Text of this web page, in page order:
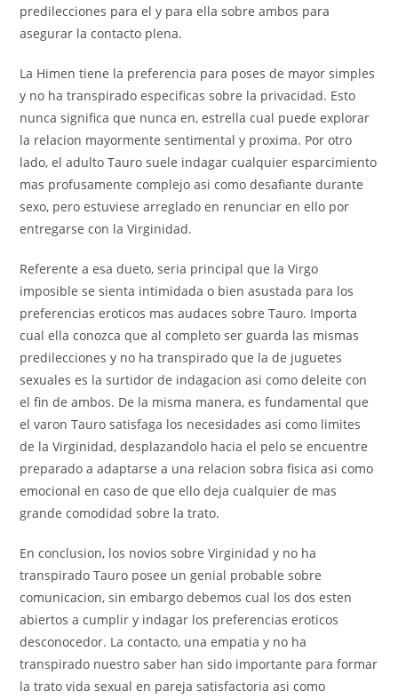
predilecciones para el y para ella sobre ambos para
asegurar la contacto plena.
La Himen tiene la preferencia para poses de mayor simples
y no ha transpirado especificas sobre la privacidad. Esto
nunca significa que nunca en, estrella cual puede explorar
la relacion mayormente sentimental y proxima. Por otro
lado, el adulto Tauro suele indagar cualquier esparcimiento
mas profusamente complejo asi­ como desafiante durante
sexo, pero estuviese arreglado en renunciar en ello por
entregarse con la Virginidad.
Referente a esa dueto, seri­a principal que la Virgo
imposible se sienta intimidada o bien asustada para los
preferencias eroticos mas audaces sobre Tauro. Importa
cual ella conozca que al completo ser guarda las mismas
predilecciones y no ha transpirado que la de juguetes
sexuales es la surtidor de indagacion asi­ como deleite con
el fin de ambos. De la misma manera, es fundamental que
el varon Tauro satisfaga los necesidades asi­ como limites
de la Virginidad, desplazandolo hacia el pelo se encuentre
preparado a adaptarse a una relacion sobra fisica asi­ como
emocional en caso de que ello deja cualquier de mas
grande comodidad sobre la trato.
En conclusion, los novios sobre Virginidad y no ha
transpirado Tauro posee un genial probable sobre
comunicacion, sin embargo debemos cual los dos esten
abiertos a cumplir y indagar los preferencias eroticos
desconocedor. La contacto, una empatia y no ha
transpirado nuestro saber han sido importante para formar
la trato vida sexual en pareja satisfactoria asi­ como